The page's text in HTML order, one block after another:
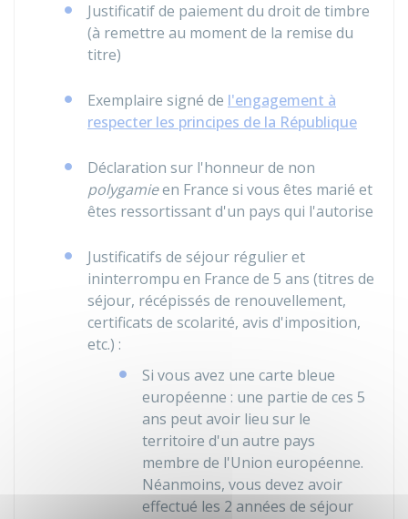
Justificatif de paiement du droit de timbre
(à remettre au moment de la remise du
titre)
Exemplaire signé de l'engagement à
respecter les principes de la République
Déclaration sur l'honneur de non
polygamieen France si vous êtes marié et
êtes ressortissant d'un pays qui l'autorise
Justificatifs de séjour régulier et
ininterrompu en France de 5 ans (titres de
séjour, récépissés de renouvellement,
certificats de scolarité, avis d'imposition,
etc.) :
Si vous avez une carte bleue
européenne : une partie de ces 5
ans peut avoir lieu sur le
territoire d'un autre pays
membre de l'Union européenne.
Néanmoins, vous devez avoir
effectué les 2 années de séjour